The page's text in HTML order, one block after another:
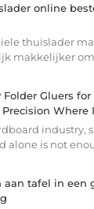
online
thuislader
makkelijker
Folder Gluers
Where
industry,
alone is not
aan tafel in een